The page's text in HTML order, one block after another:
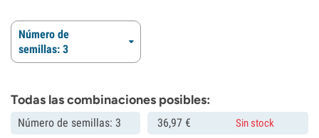
Número de
semillas: 3
Todas las combinaciones posibles:
Número de semillas: 3 36,97 € Sin stock